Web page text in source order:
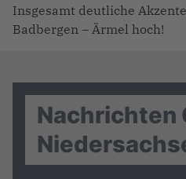
Insgesamt deutliche
Badbergen – Ärmel hoch!
Nachrichten